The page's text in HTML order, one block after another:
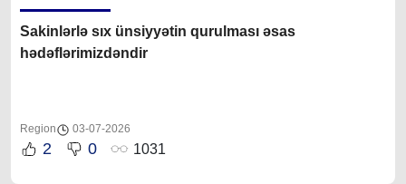
Sakinlərlə sıx ünsiyyətin qurulması əsas
hədəflərimizdəndir
Region 03-07-2026
2 0 1031